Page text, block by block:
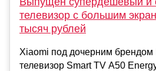
телевизор с большим
тысяч рублей
Xiaomi под дочерним брендом
телевизор Smart TV A50